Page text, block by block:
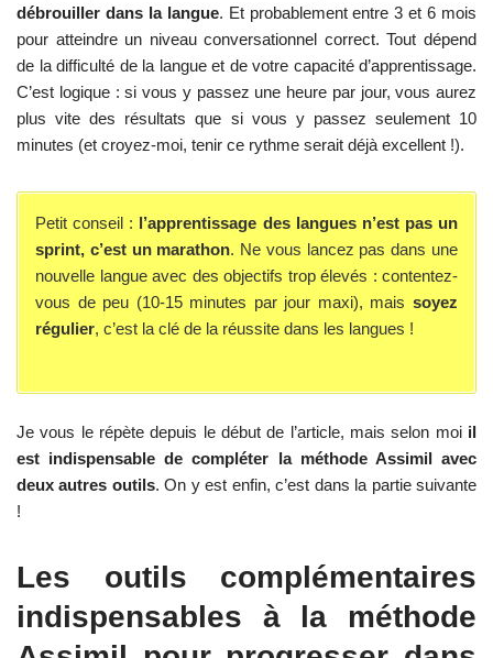
débrouiller dans la langue. Et probablement entre 3 et 6 mois
pour atteindre un niveau conversationnel correct. Tout dépend
de la difficulté de la langue et de votre capacité d’apprentissage.
C’est logique : si vous y passez une heure par jour, vous aurez
plus vite des résultats que si vous y passez seulement 10
minutes (et croyez-moi, tenir ce rythme serait déjà excellent !).
Petit conseil : l’apprentissage des langues n’est pas un
sprint, c’est un marathon. Ne vous lancez pas dans une
nouvelle langue avec des objectifs trop élevés : contentez-
vous de peu (10-15 minutes par jour maxi), mais soyez
régulier, c’est la clé de la réussite dans les langues !
Je vous le répète depuis le début de l’article, mais selon moi il
est indispensable de compléter la méthode Assimil avec
deux autres outils. On y est enfin, c’est dans la partie suivante
!
Les outils complémentaires
indispensables à la méthode